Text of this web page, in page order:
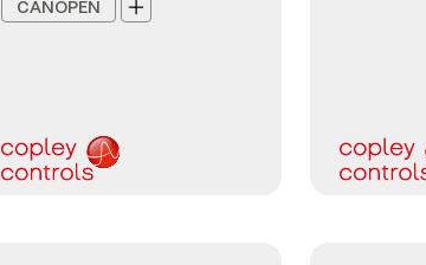
CANOPEN